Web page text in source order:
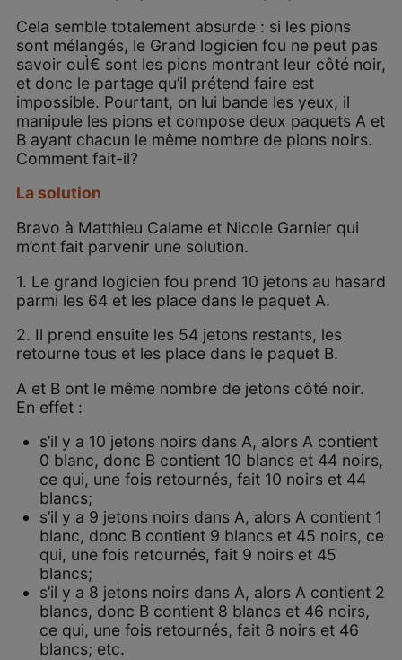
Cela semble totalement absurde : si les pions
sont mélangés, le Grand logicien fou ne peut pas
savoir ouÌ€ sont les pions montrant leur côté noir,
et donc le partage qu’il prétend faire est
impossible. Pourtant, on lui bande les yeux, il
manipule les pions et compose deux paquets A et
B ayant chacun le même nombre de pions noirs.
Comment fait-il?
La solution
Bravo à Matthieu Calame et Nicole Garnier qui
m’ont fait parvenir une solution.
1. Le grand logicien fou prend 10 jetons au hasard
parmi les 64 et les place dans le paquet A.
2. Il prend ensuite les 54 jetons restants, les
retourne tous et les place dans le paquet B.
A et B ont le même nombre de jetons côté noir.
En effet :
s’il y a 10 jetons noirs dans A, alors A contient
0 blanc, donc B contient 10 blancs et 44 noirs,
ce qui, une fois retournés, fait 10 noirs et 44
blancs;
s’il y a 9 jetons noirs dans A, alors A contient 1
blanc, donc B contient 9 blancs et 45 noirs, ce
qui, une fois retournés, fait 9 noirs et 45
blancs;
s’il y a 8 jetons noirs dans A, alors A contient 2
blancs, donc B contient 8 blancs et 46 noirs,
ce qui, une fois retournés, fait 8 noirs et 46
blancs; etc.